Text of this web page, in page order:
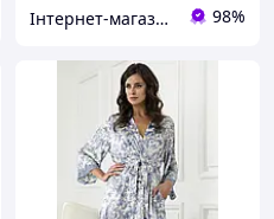
Інтернет-магазин "Carmen" 98%